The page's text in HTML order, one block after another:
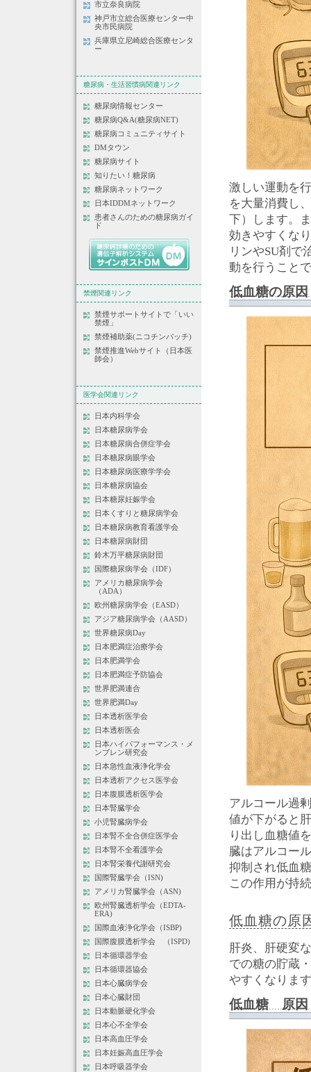
市立奈良病院
神戸市立総合医療センター中
央市民病院
兵庫県立尼崎総合医療センタ
ー
糖尿病・生活習慣病関連リンク
糖尿病情報センター
糖尿病Q&A(糖尿病NET)
糖尿病コミュニティサイト
DMタウン
糖尿病サイト
知りたい！糖尿病
糖尿病ネットワーク
日本IDDMネットワーク
患者さんのための糖尿病ガイ
ド
禁煙関連リンク
禁煙サポートサイトで「いい
禁煙」
禁煙補助薬(ニコチンパッチ)
禁煙推進Webサイト（日本医
師会）
医学会関連リンク
日本内科学会
日本糖尿病学会
日本糖尿病合併症学会
日本糖尿病眼学会
日本糖尿病医療学学会
日本糖尿病協会
日本糖尿妊娠学会
日本くすりと糖尿病学会
日本糖尿病教育看護学会
日本糖尿病財団
鈴木万平糖尿病財団
国際糖尿病学会（IDF）
アメリカ糖尿病学会
（ADA）
欧州糖尿病学会（EASD）
アジア糖尿病学会（AASD）
世界糖尿病Day
日本肥満症治療学会
日本肥満学会
日本肥満症予防協会
世界肥満連合
世界肥満Day
日本透析医学会
日本透析医会
日本ハイパフォーマンス・メ
ンブレン研究会
日本急性血液浄化学会
日本透析アクセス医学会
日本腹膜透析医学会
日本腎臓学会
小児腎臓病学会
日本腎不全合併症医学会
日本腎不全看護学会
日本腎栄養代謝研究会
国際腎臓学会（ISN)
アメリカ腎臓学会（ASN)
欧州腎臓透析学会（EDTA-
ERA)
国際血液浄化学会（ISBP)
国際腹膜透析学会 （ISPD)
日本循環器学会
日本循環器協会
日本心臓病学会
日本心臓財団
日本動脈硬化学会
日本心不全学会
日本高血圧学会
日本妊娠高血圧学会
日本呼吸器学会
激しい運動を
を大量消費し
下）します。
効きやすくな
リンやSU剤で
動を行うこと
低血糖の原
アルコール過
値が下がると
り出し血糖値
臓はアルコー
抑制され低血
この作用が持
低血糖の原
肝炎、肝硬変
での糖の貯蔵
やすくなりま
低血糖 原因